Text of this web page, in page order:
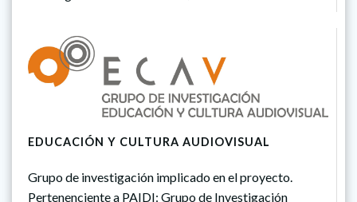
EDUCACIÓN Y CULTURA AUDIOVISUAL
Grupo de investigación implicado en el proyecto.
Pertenenciente a PAIDI: Grupo de Investigación